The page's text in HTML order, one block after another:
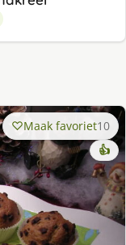
Maak favoriet10
👍